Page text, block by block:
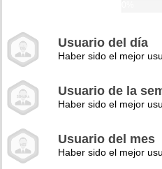
Usuario del día
Haber sido el mejor
Usuario de la
Haber sido el mejor
Usuario del mes
Haber sido el mejor